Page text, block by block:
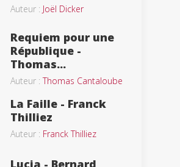
Auteur : Joël Dicker
Requiem pour une
République -
Thomas...
Auteur :Thomas Cantaloube
La Faille - Franck
Thilliez
Auteur : Franck Thilliez
Lucia - Bernard